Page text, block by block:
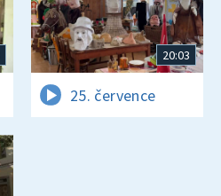
20:03
25. července